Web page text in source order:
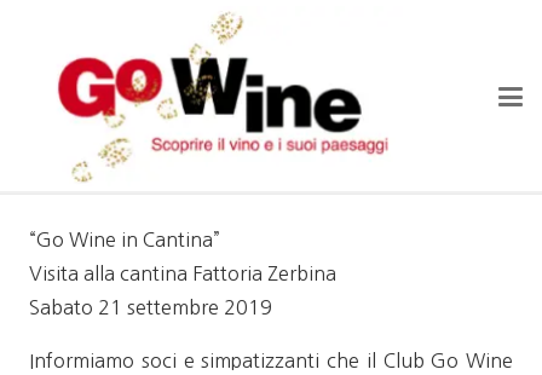
“Go Wine in Cantina”
Visita alla cantina Fattoria Zerbina
Sabato 21 settembre 2019
Informiamo soci e simpatizzanti che il Club Go Wine